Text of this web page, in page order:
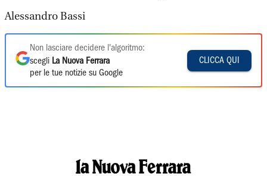
Alessandro Bassi
Non lasciare decidere l'algoritmo:
scegli La Nuova Ferrara
per le tue notizie su Google
CLICCA QUI